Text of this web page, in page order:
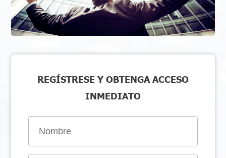
REGÍSTRESE Y OBTENGA ACCESO
INMEDIATO